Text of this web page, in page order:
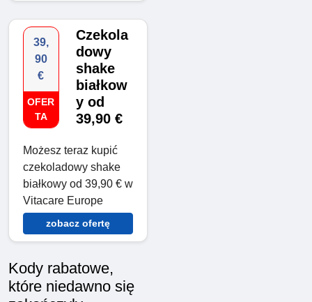
39,
90
€
OFER
TA
Czekola
dowy
shake
białkow
y od
39,90 €
Możesz teraz kupić
czekoladowy shake
białkowy od 39,90 € w
Vitacare Europe
zobacz ofertę
Kody rabatowe,
które niedawno się